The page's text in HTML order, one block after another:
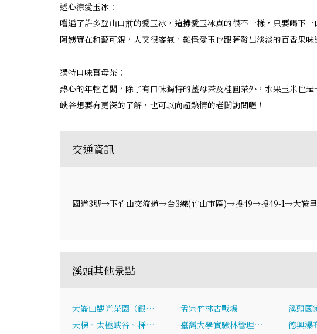
透心涼愛玉冰：
嚐遍了許多登山口前的愛玉冰，這攤愛玉冰真的很不一樣，只要喝下
阿姨實在和藹可親，人又很客氣，難怪愛玉也跟著發出淡淡的百香果味
獨特口味薑母茶：
熱心的年輕老闆，除了有口味獨特的薑母茶及桂圓茶外，水果玉米也
峽谷想要有更深的了解，也可以向超熱情的老闆詢問喔！
交通資訊
國道3號→下竹山交流道→台3線(竹山市區)→投49→投49-1→大鞍里
溪頭其他景點
大崙山觀光茶園（銀… 孟宗竹林古戰場 溪頭國
天梯、太極峽谷、梯…
臺灣大學實驗林管理… 德興瀑